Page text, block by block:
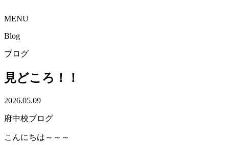
MENU
Blog
ブログ
見どころ！！
2026.05.09
府中校ブログ
こんにちは～～～